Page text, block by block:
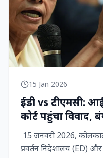
15 Jan 2026
ईडी vs टीएमसी:
कोर्ट पहुंचा विवाद,
मांग, कलकत्ता
15 जनवरी 2026,
प्रवर्तन निदेशालय (ED)